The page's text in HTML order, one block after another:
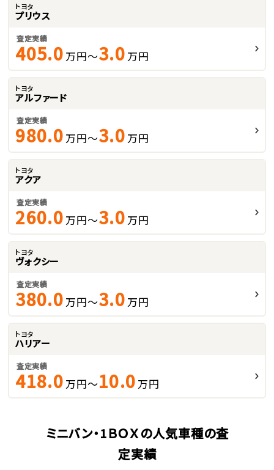
トヨタ
プリウス
査定実績
405.0 万円～3.0 万円
トヨタ
アルファード
査定実績
980.0 万円～3.0 万円
トヨタ
アクア
査定実績
260.0 万円～3.0 万円
トヨタ
ヴォクシー
査定実績
380.0 万円～3.0 万円
トヨタ
ハリアー
査定実績
418.0 万円～10.0 万円
ミニバン・1ＢＯＸの人気車種の査
定実績